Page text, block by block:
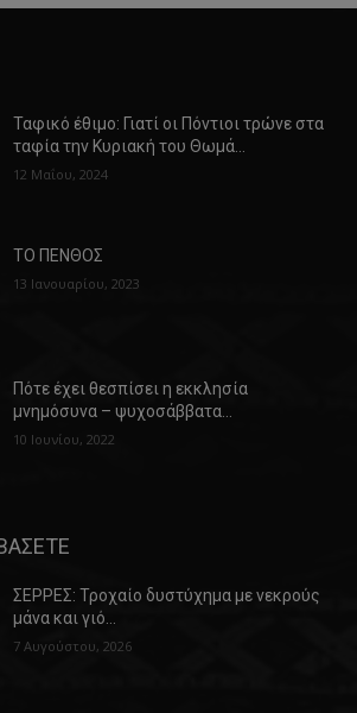
Ταφικό έθιμο: Γιατί οι Πόντιοι τρώνε στα
ταφία την Κυριακή του Θωμά…
12 Μαΐου, 2024
ΤΟ ΠΕΝΘΟΣ
13 Ιανουαρίου, 2023
Πότε έχει θεσπίσει η εκκλησία
μνημόσυνα – ψυχοσάββατα…
10 Ιουνίου, 2022
ΣΕΡΡΕΣ: Τροχαίο δυστύχημα με νεκρούς
μάνα και γιό…
7 Αυγούστου, 2026